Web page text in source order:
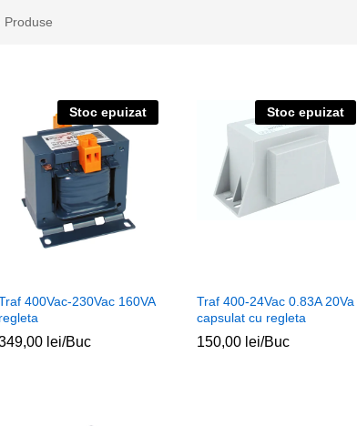
Produse
Stoc epuizat
400Vac-230Vac 160VA
regleta
lei/Buc
lei
Stoc epuizat
Traf 400-24Vac 0.83A 20Va
capsulat cu regleta
150,00 lei/Buc
150,00 lei